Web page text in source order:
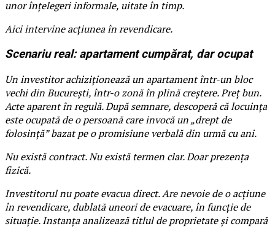
unor înțelegeri informale, uitate în timp.
Aici intervine acțiunea în revendicare.
Scenariu real: apartament cumpărat, dar ocupat
Un investitor achiziționează un apartament într-un bloc
vechi din București, într-o zonă în plină creștere. Preț bun.
Acte aparent în regulă. După semnare, descoperă că locuința
este ocupată de o persoană care invocă un „drept de
folosință” bazat pe o promisiune verbală din urmă cu ani.
Nu există contract. Nu există termen clar. Doar prezența
fizică.
Investitorul nu poate evacua direct. Are nevoie de o acțiune
în revendicare, dublată uneori de evacuare, în funcție de
situație. Instanța analizează titlul de proprietate și compară